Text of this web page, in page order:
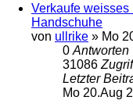
Verkaufe
Handschuhe
von ullrike » Mo
0 Antworten
31086
Letzter
Mo 20.Aug